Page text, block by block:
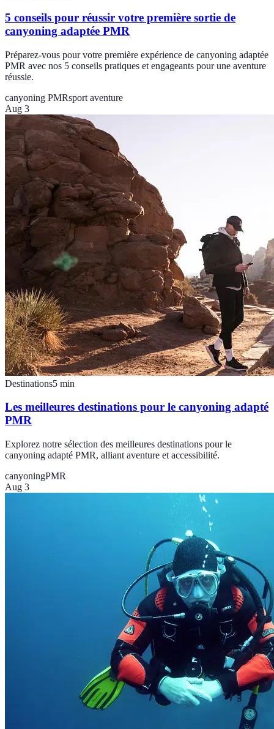
5 conseils pour réussir votre première sortie de
canyoning adaptée PMR
Préparez-vous pour votre première expérience de canyoning adaptée
PMR avec nos 5 conseils pratiques et engageants pour une aventure
réussie.
canyoning PMRsport aventure
Aug 3
Destinations5 min
Les meilleures destinations pour le canyoning adapté
PMR
Explorez notre sélection des meilleures destinations pour le
canyoning adapté PMR, alliant aventure et accessibilité.
canyoningPMR
Aug 3